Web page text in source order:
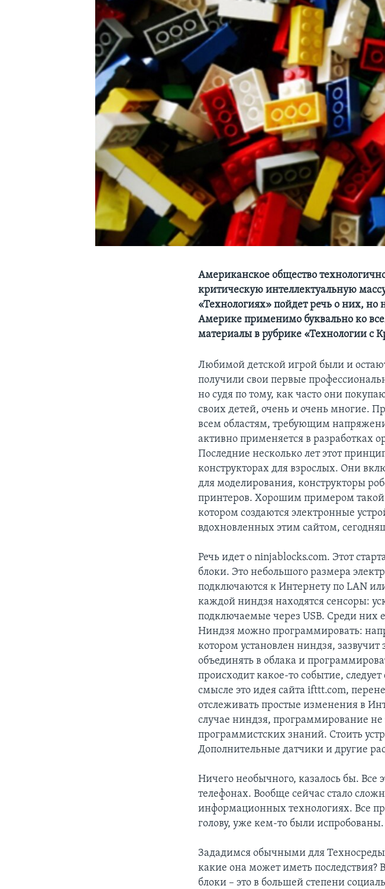
Американское общество
критическую интеллектуальную
«Технологиях» пойдет речь о них, но
Америке применимо буквально ко
материалы в рубрике «Технологии
Любимой детской игрой были и
получили свои первые
но судя по тому, как часто они
своих детей, очень и очень многие.
всем областям, требующим
активно применяется в разработках
Последние несколько лет этот
конструкторах для взрослых. Они
для моделирования, конструкторы
принтеров. Хорошим примером
котором создаются электронные
вдохновленных этим сайтом,
Речь идет о ninjablocks.com. Этот
блоки. Это небольшого размера
подключаются к Интернету по LAN
каждой ниндзя находятся сенсоры:
подключаемые через USB. Среди них
Ниндзя можно программировать:
котором установлен ниндзя,
объединять в облака и
происходит какое-то событие,
смысле это идея сайта ifttt.com,
отслеживать простые изменения в
случае ниндзя, программирование не
программистских знаний. Стоить
Дополнительные датчики и другие
Ничего необычного, казалось бы. Все
телефонах. Вообще сейчас стало
информационных технологиях. Все
голову, уже кем-то были
Зададимся обычными для Техносреды
какие она может иметь
блоки – это в большей степени